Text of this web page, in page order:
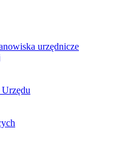
urzędnicze